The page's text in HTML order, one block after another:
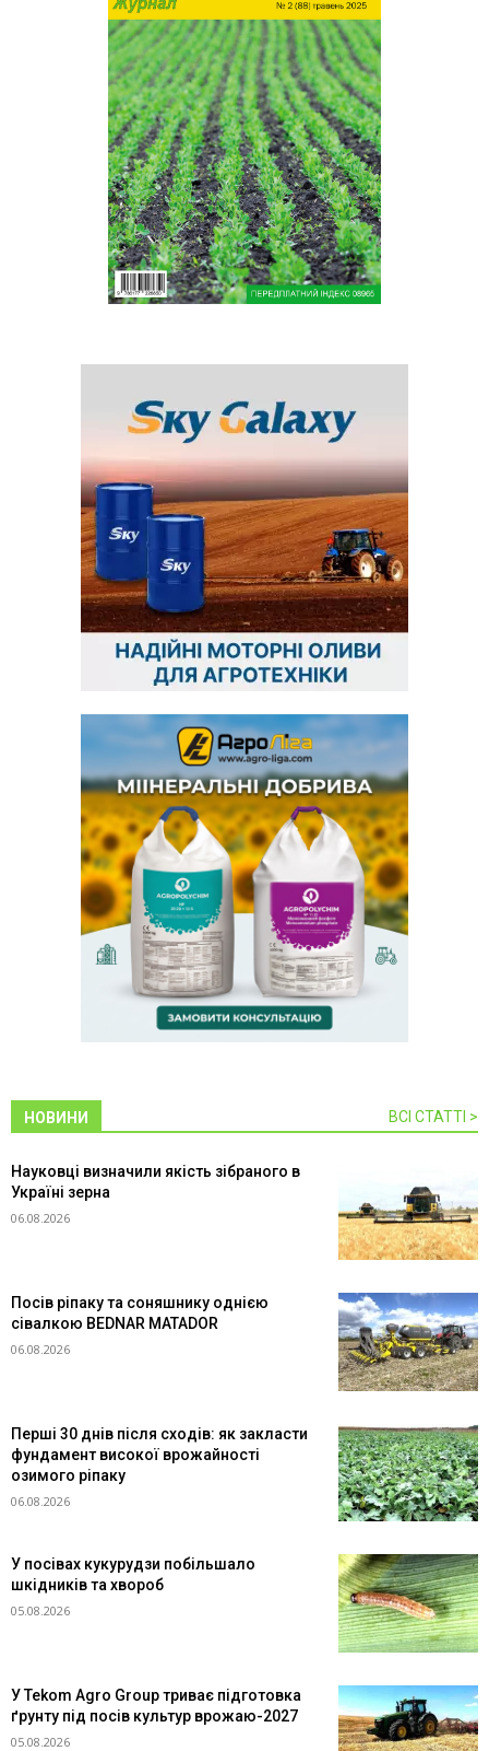
НОВИНИ ВСІ СТАТТІ >
Науковці визначили якість зібраного в
Україні зерна
06.08.2026
Посів ріпаку та соняшнику однією
сівалкою BEDNAR MATADOR
06.08.2026
Перші 30 днів після сходів: як закласти
фундамент високої врожайності
озимого ріпаку
06.08.2026
У посівах кукурудзи побільшало
шкідників та хвороб
05.08.2026
У Tekom Agro Group триває підготовка
ґрунту під посів культур врожаю-2027
05.08.2026